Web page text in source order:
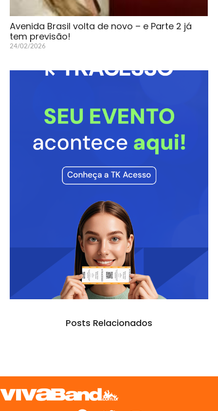
Avenida Brasil volta de novo – e Parte 2 já
tem previsão!
24/02/2026
Posts Relacionados